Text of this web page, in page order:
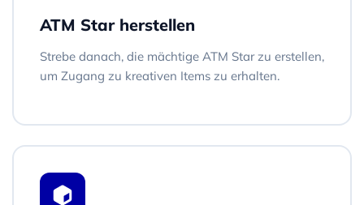
ATM Star herstellen
Strebe danach, die mächtige ATM Star zu erstellen,
um Zugang zu kreativen Items zu erhalten.